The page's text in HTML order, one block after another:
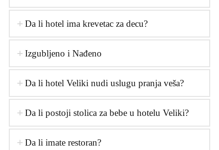
Da li hotel ima krevetac za decu?
Izgubljeno i Nađeno
Da li hotel Veliki nudi uslugu pranja veša?
Da li postoji stolica za bebe u hotelu Veliki?
Da li imate restoran?